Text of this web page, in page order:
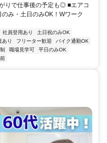
りで仕事後の予定も◎ ■エアコ
み・土日のみOK！Wワーク
社員登用あり
土日祝のみOK
あり フリーター歓迎
バイク通勤OK
職場見学可
平日のみOK